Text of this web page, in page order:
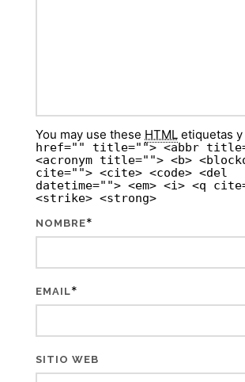
You may use these HTML etiquetas
href="" title=""> <abbr
<acronym title=""> <b>
cite=""> <cite> <code> <del
datetime=""> <em> <i> <q
<strike> <strong>
NOMBRE*
EMAIL*
SITIO WEB